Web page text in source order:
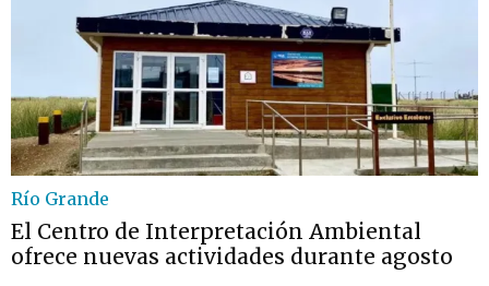
Río Grande
El Centro de Interpretación Ambiental
ofrece nuevas actividades durante agosto